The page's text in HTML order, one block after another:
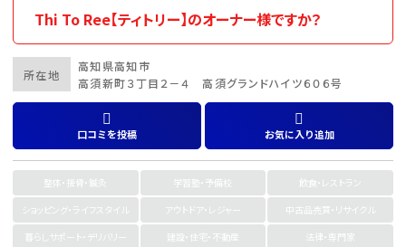
Thi To Ree【ティトリー】のオーナー様ですか？
所在地
高知県高知市
高須新町３丁目２－４ 高須グランドハイツ６０６号
口コミを投稿 お気に入り追加
整体・接骨・鍼灸 学習塾・予備校
飲食・レストラン
ショッピング・ライフスタイル
アウトドア・レジャー
中古品売買・リサイクル
暮らしサポート・デリバリー
建設・住宅・不動産
法律・専門家